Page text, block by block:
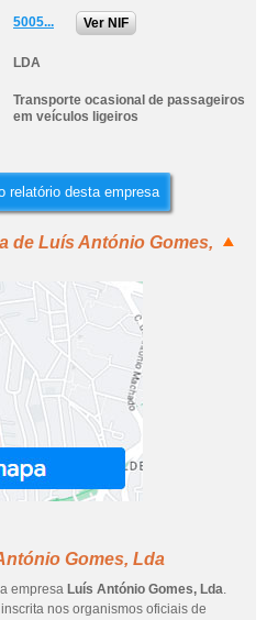
5005... Ver NIF
LDA
Transporte ocasional de passageiros
em veículos ligeiros
relatório desta empresa
de Luís António Gomes,
Gomes, Lda
empresa Luís António Gomes, Lda.
nos organismos oficiais de